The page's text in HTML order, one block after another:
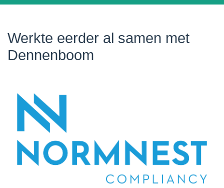
Werkte eerder al samen met
Dennenboom